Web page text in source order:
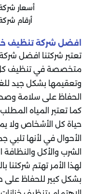
أسعار
أرقام
افضل شركة تنظيف
تعتبر شركتنا افضل
متخصصة في تنظيف كل
وتعقيمها بشكل جيد
الحفاظ على سلامة
كما تعتبر المياه
حياة كل الأشخاص ولا
الأحوال في لأنها
الشرب والأكل
لهذا الأمر تهتم شركتنا
بشكل كبير للحفاظ